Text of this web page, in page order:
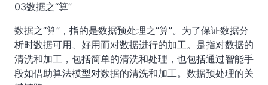
03数据之“算”
数据之“算”，指的是数据预处理之“算”。为了保证数据分
析时数据可用、好用而对数据进行的加工。是指对数据的
清洗和加工，包括简单的清洗和处理，也包括通过智能手
段如借助算法模型对数据的清洗和加工。数据预处理的关